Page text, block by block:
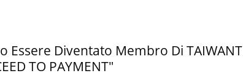
Essere Diventato Membro Di
TO PAYMENT"